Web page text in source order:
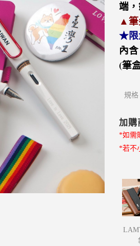
端
▲筆
★限
內
(筆
規格
加購
*如需
*若不